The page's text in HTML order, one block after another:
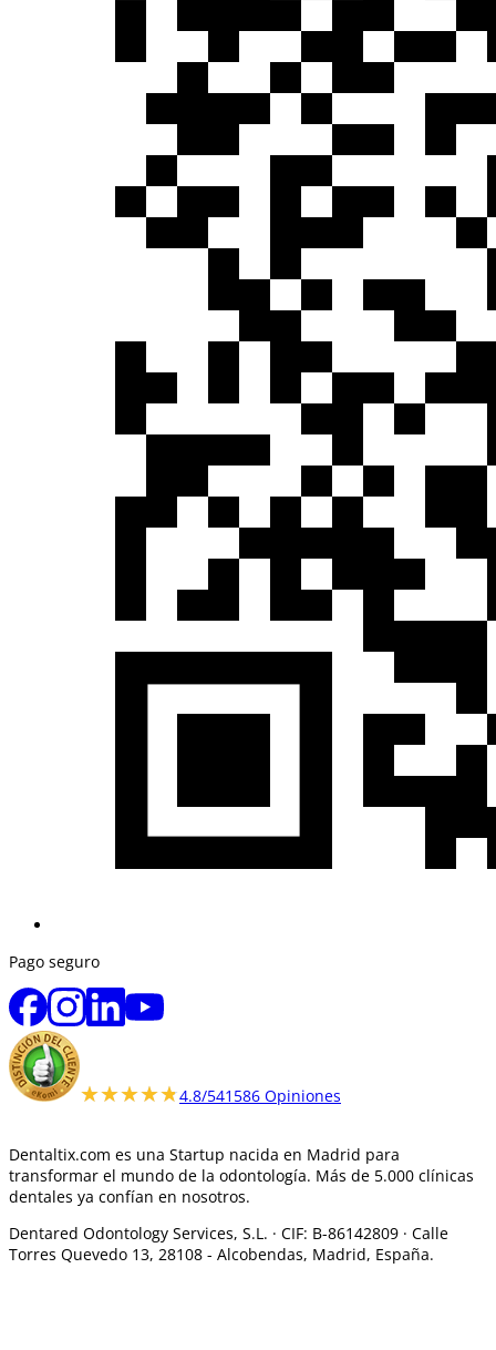
Pago seguro
★★★★★
★★★★★4.8/541586 Opiniones
Dentaltix.com es una Startup nacida en Madrid para
transformar el mundo de la odontología. Más de 5.000 clínicas
dentales ya confían en nosotros.
Dentared Odontology Services, S.L. · CIF: B-86142809 · Calle
Torres Quevedo 13, 28108 - Alcobendas, Madrid, España.